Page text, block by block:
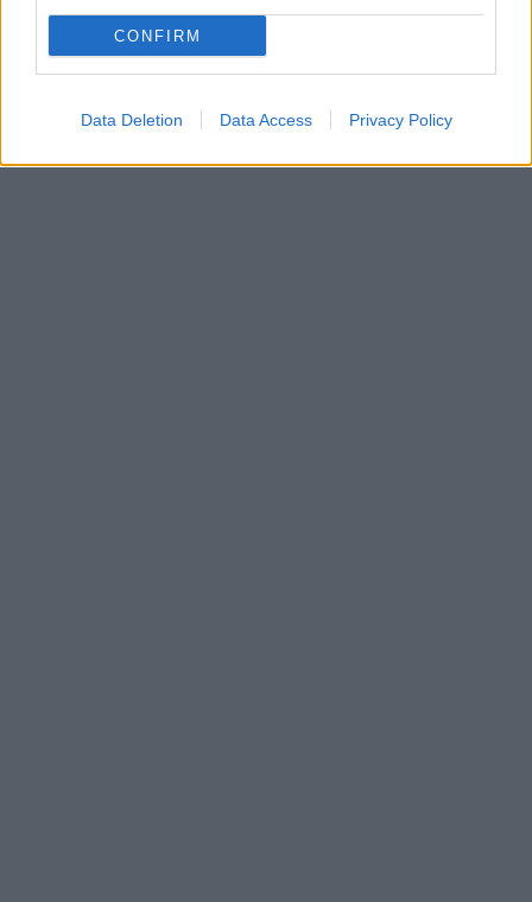
CONFIRM
Data Deletion Data Access Privacy Policy